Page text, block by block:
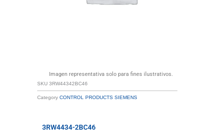
Imagen representativa solo para fines ilustrativos.
SKU 3RW44342BC46
Category CONTROL PRODUCTS SIEMENS
3RW4434-2BC46